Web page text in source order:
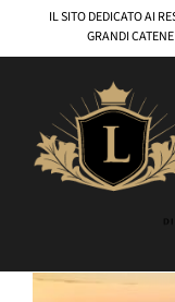
contenuto
IL SITO DEDICATO AI
GRANDI